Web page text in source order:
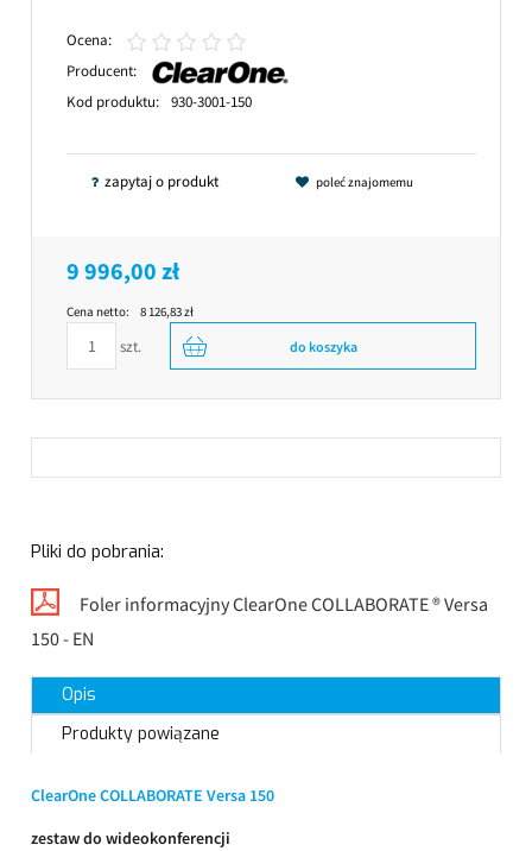
Ocena:
Producent:
Kod produktu: 930-3001-150
zapytaj o produkt poleć znajomemu
9 996,00 zł
Cena netto: 8 126,83 zł
szt. do koszyka
Pliki do pobrania:
Foler informacyjny ClearOne COLLABORATE ® Versa
150 - EN
Opis
Produkty powiązane
ClearOne COLLABORATE Versa 150
zestaw do wideokonferencji